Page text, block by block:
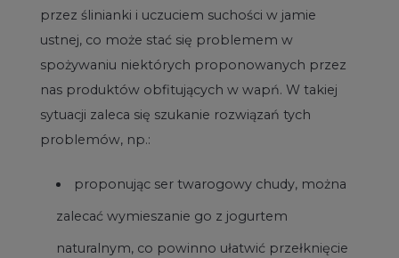
przez ślinianki i uczuciem suchości w jamie
ustnej, co może stać się problemem w
spożywaniu niektórych proponowanych przez
nas produktów obfitujących w wapń. W takiej
sytuacji zaleca się szukanie rozwiązań tych
problemów, np.:
proponując ser twarogowy chudy, można
zalecać wymieszanie go z jogurtem
naturalnym, co powinno ułatwić przełknięcie